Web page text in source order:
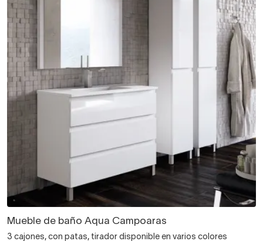
Mueble de baño Aqua Campoaras
3 cajones, con patas, tirador disponible en varios colores